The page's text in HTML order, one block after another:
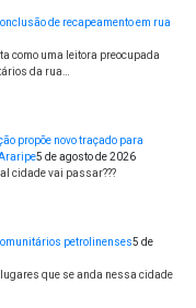
de recapeamento em rua
como uma leitora preocupada
da rua…
propõe novo traçado para
5 de agosto de 2026
cidade vai passar???
petrolinenses5 de
que se anda nessa cidade